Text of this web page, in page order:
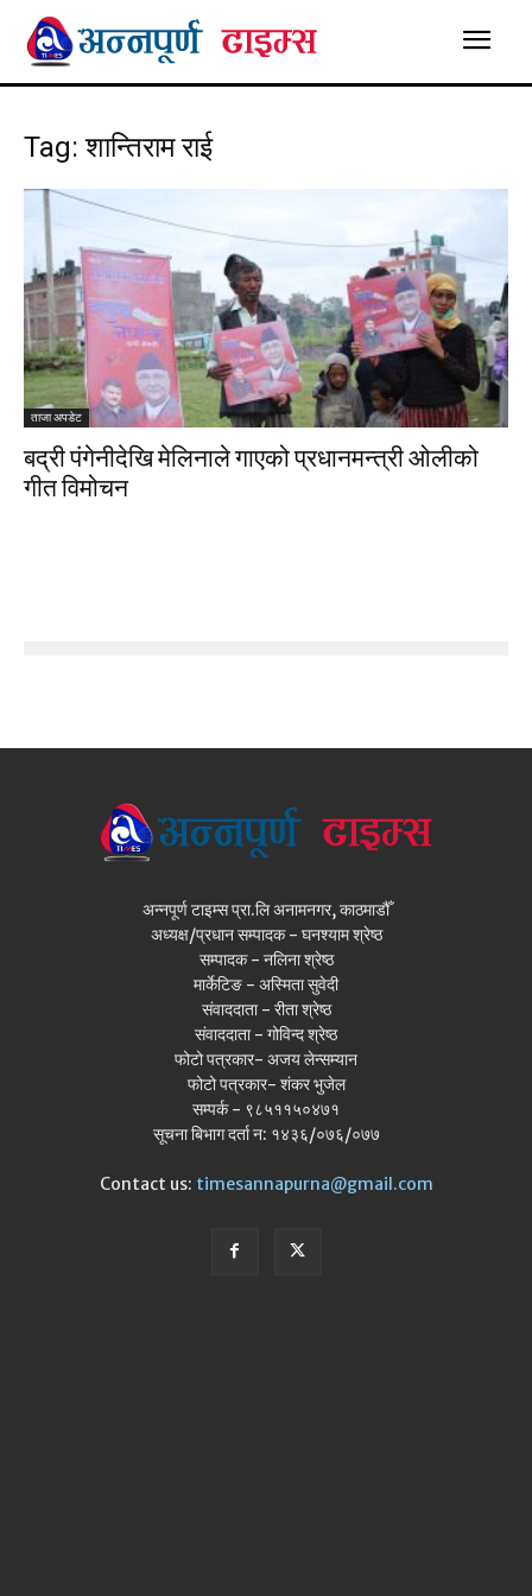
Tag: शान्तिराम राई
ताजा अपडेट
बद्री पंगेनीदेखि मेलिनाले गाएको प्रधानमन्त्री ओलीको
गीत विमोचन
अन्नपूर्ण टाइम्स प्रा.लि अनामनगर, काठमाडौँ
अध्यक्ष/प्रधान सम्पादक - घनश्याम श्रेष्ठ
सम्पादक - नलिना श्रेष्ठ
मार्केटिङ - अस्मिता सुवेदी
संवाददाता - रीता श्रेष्ठ
संवाददाता - गोविन्द श्रेष्ठ
फोटो पत्रकार- अजय लेन्सम्यान
फोटो पत्रकार- शंकर भुजेल
सम्पर्क - ९८५११५०४७१
सूचना बिभाग दर्ता न: १४३६/०७६/०७७
Contact us: timesannapurna@gmail.com